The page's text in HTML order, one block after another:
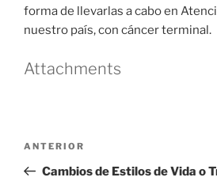
forma de llevarlas a cabo en
nuestro país, con cáncer terminal.
Attachments
Entrada
anterior
ANTERIOR
Cambios de Estilos de Vida o